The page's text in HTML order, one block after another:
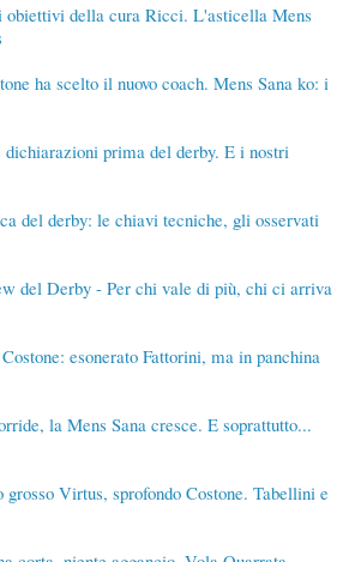
obiettivi della cura Ricci. L'asticella Mens
ha scelto il nuovo coach. Mens Sana ko: i
prima del derby. E i nostri
del derby: le chiavi tecniche, gli osservati
del Derby - Per chi vale di più, chi ci arriva
esonerato Fattorini, ma in panchina
la Mens Sana cresce. E soprattutto...
Virtus, sprofondo Costone. Tabellini e